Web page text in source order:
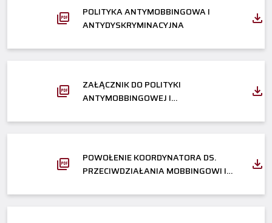
POLITYKA ANTYMOBBINGOWA I
ANTYDYSKRYMINACYJNA
ZAŁĄCZNIK DO POLITYKI
ANTYMOBBINGOWEJ I
POWOŁENIE KOORDYNATORA DS.
PRZECIWDZIAŁANIA MOBBINGOWI I